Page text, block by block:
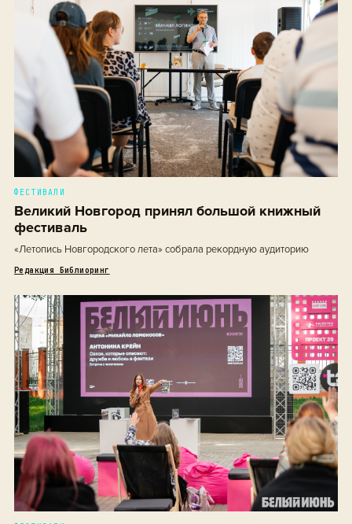
ФЕСТИВАЛИ
Великий Новгород принял большой книжный
фестиваль
«Летопись Новгородского лета» собрала рекордную аудиторию
Редакция Библиоринг